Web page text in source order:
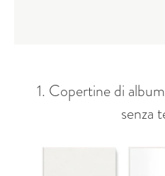
1. Copertine di
senza